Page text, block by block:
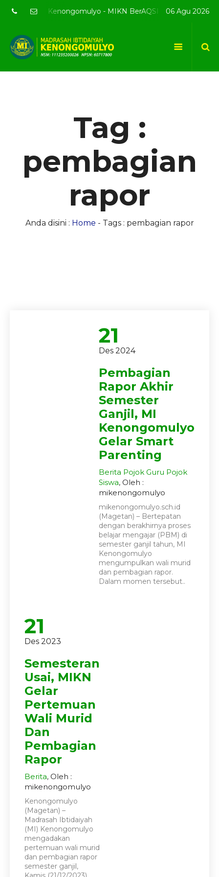
resmi MI Kenongomulyo - MIKN BerAQSI Beradab alQuran
06 Agu 2026
Tag :
pembagian
rapor
Anda disini : Home - Tags : pembagian rapor
21
Des 2024
Pembagian
Rapor Akhir
Semester
Ganjil, MI
Kenongomulyo
Gelar Smart
Parenting
Berita Pojok Guru Pojok
Siswa, Oleh :
mikenongomulyo
mikenongomulyo.sch.id
(Magetan) – Bertepatan
dengan berakhirnya proses
belajar mengajar (PBM) di
semester ganjil tahun, MI
Kenongomulyo
mengumpulkan wali murid
dan pembagian rapor.
Dalam momen tersebut..
21
Des 2023
Semesteran
Usai, MIKN
Gelar
Pertemuan
Wali Murid
Dan
Pembagian
Rapor
Berita, Oleh :
mikenongomulyo
Kenongomulyo
(Magetan) –
Madrasah Ibtidaiyah
(MI) Kenongomulyo
mengadakan
pertemuan wali murid
dan pembagian rapor
semester ganjil,